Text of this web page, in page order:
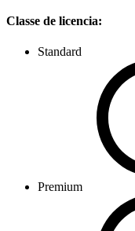
Classe de licencia:
Standard
Premium